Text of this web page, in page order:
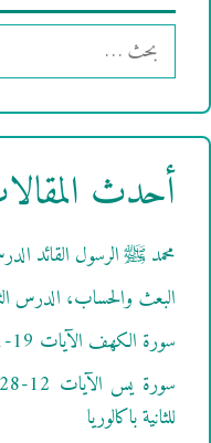
البحث
عن:
أحدث
محمد ﷺ الرسول القائد
البعث والحساب، الدرس
سورة الكهف الآيات 19-31، الدرس السابع للجذع المشترك
للثانية باكالوريا